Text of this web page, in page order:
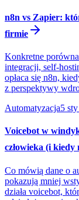
n8n vs Zapier:
firmie
Konkretne
integracji, self-
opłaca się n8n,
z perspektywy
Automatyzacja5
Voicebot w
człowieka (i kiedy
Co mówią dane o
pokazują mniej
działa voicebot,